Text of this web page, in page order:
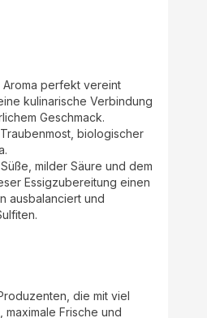
Aroma perfekt vereint
kulinarische Verbindung
Geschmack.
biologischer
milder Säure und dem
Essigzubereitung einen
ausbalanciert und
die mit viel
Frische und